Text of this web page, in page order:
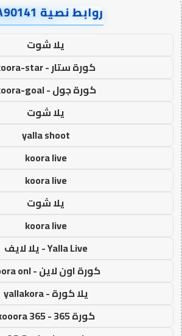
روابط نصية AA90141
يلا شوت
كورة ستار - koora-star
كورة جول - koora-goal
يلا شوت
yalla shoot
koora live
koora live
يلا شوت
koora live
Yalla Live - يلا لايف
كورة اون لاين - koora onl
يلا كورة - yallakora
كورة 365 - kooora 365